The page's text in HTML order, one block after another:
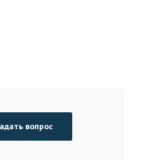
вопрос